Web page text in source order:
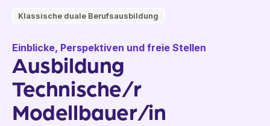
Klassische duale Berufsausbildung
Einblicke, Perspektiven und freie Stellen
Ausbildung
Technische/r
Modellbauer/in